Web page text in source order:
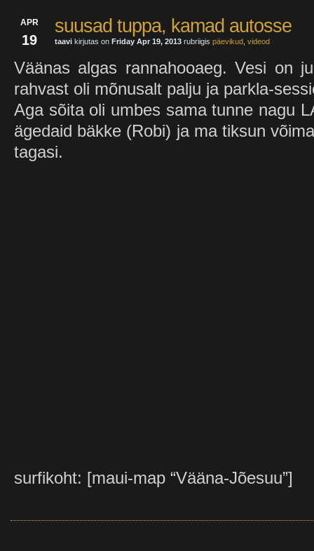
APR
19
suusad tuppa, kamad autosse
taavi kirjutas on Friday Apr 19, 2013 rubriigis päevikud videod
Väänas algas rannahooaeg. Vesi on
rahvast oli mõnusalt palju ja parkla-
Aga sõita oli umbes sama tunne nagu
ägedaid bäkke (Robi) ja ma tiksun
tagasi.
surfikoht: [maui-map “Vääna-Jõesuu”]